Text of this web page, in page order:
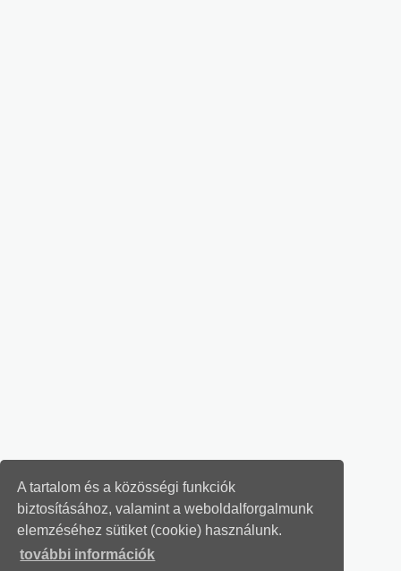
A tartalom és a közösségi funkciók
biztosításához, valamint a weboldalforgalmunk
elemzéséhez sütiket (cookie) használunk.
további információk